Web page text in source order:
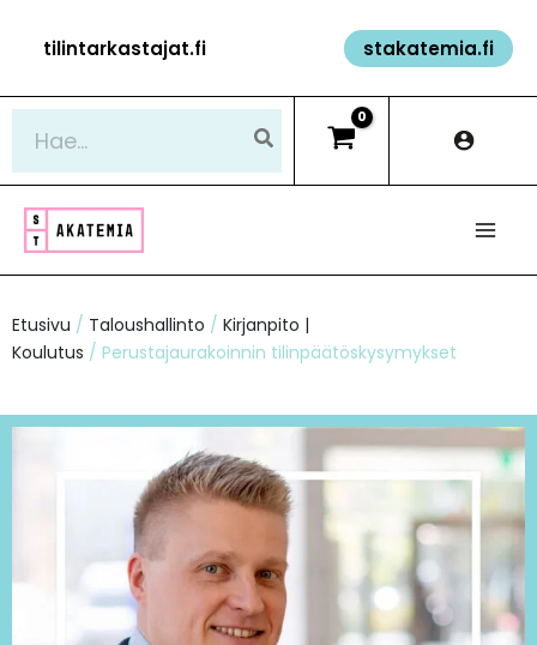
sisältöön
tilintarkastajat.fi stakatemia.fi
Etusivu / Taloushallinto / Kirjanpito |
Koulutus / Perustajaurakoinnin tilinpäätöskysymykset